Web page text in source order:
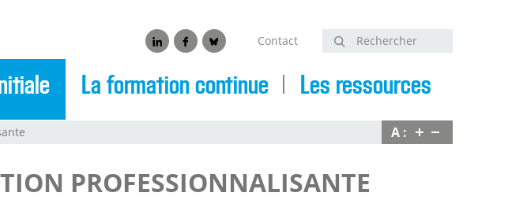
LinkedinFacebookBluesky Contact Rechercher
La formation continue Les ressources
A :
PROFESSIONNALISANTE